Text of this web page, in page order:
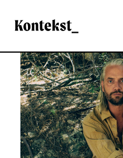
Kontekst